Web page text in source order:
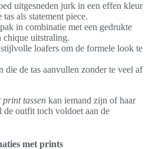
uitgesneden jurk in een effen kleur
als statement piece.
in combinatie met een gedrukte
chique uitstraling.
loafers om de formele look te
die de tas aanvullen zonder te veel af
print tassen kan iemand zijn of haar
outfit toch voldoet aan de
met prints